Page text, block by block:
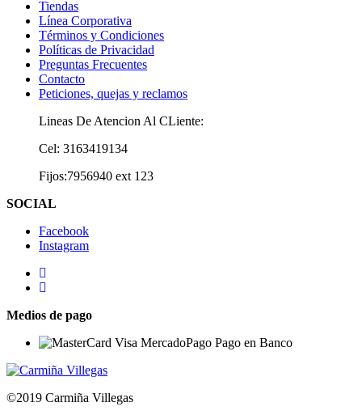
Tiendas
Línea Corporativa
Términos y Condiciones
Políticas de Privacidad
Preguntas Frecuentes
Contacto
Peticiones, quejas y reclamos
Lineas De Atencion Al CLiente:
Cel: 3163419134
Fijos:7956940 ext 123
SOCIAL
Facebook
Instagram
Medios de pago
©2019 Carmiña Villegas